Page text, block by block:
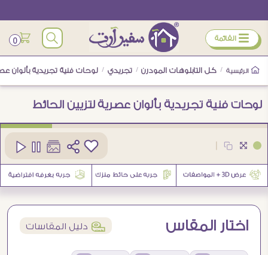
ÿ القائمة 0
الرئيسية / كل التابلوهات المودرن / تجريدي / لوحات فنية تجريدية بألوان
لوحات فنية تجريدية بألوان عصرية لتزيين الحائط
اختار المقاس í دليل المقاسات